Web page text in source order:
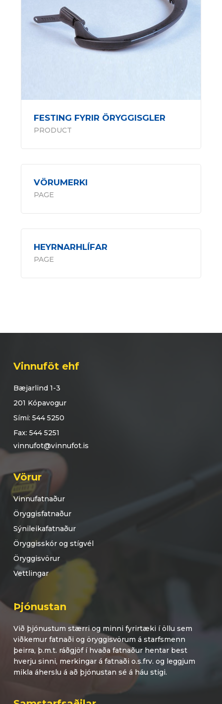
FESTING FYRIR ÖRYGGISGLER
PRODUCT
VÖRUMERKI
PAGE
HEYRNARHLÍFAR
PAGE
Vinnuföt ehf
Bæjarlind 1-3
201 Kópavogur
Sími: 544 5250
Fax: 544 5251
vinnufot@vinnufot.is
Vörur
Vinnufatnaður
Öryggisfatnaður
Sýnileikafatnaður
Öryggisskór og stígvél
Öryggisvörur
Vettlingar
Þjónustan
Við þjónustum stærri og minni fyrirtæki í öllu sem
viðkemur fatnaði og öryggisvörum á starfsmenn
þeirra, þ.m.t. ráðgjöf í hvaða fatnaður hentar best
hverju sinni, merkingar á fatnaði o.s.frv. og leggjum
mikla áherslu á að þjónustan sé á háu stigi.